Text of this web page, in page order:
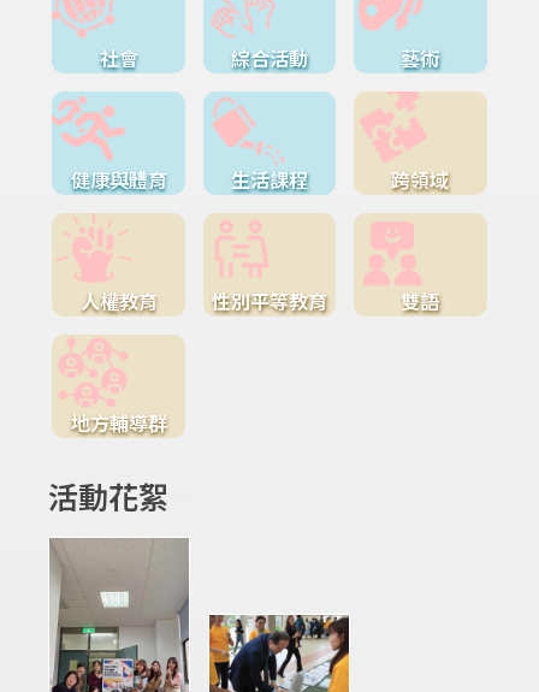
社會 綜合活動 藝術
健康與體育 生活課程 跨領域
人權教育 性別平等教育 雙語
地方輔導群
活動花絮